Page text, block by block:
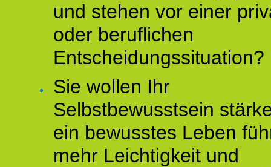
und stehen vor einer
oder beruflichen
Entscheidungssituation?
Sie wollen Ihr
Selbstbewusstsein
ein bewusstes Leben
mehr Leichtigkeit und